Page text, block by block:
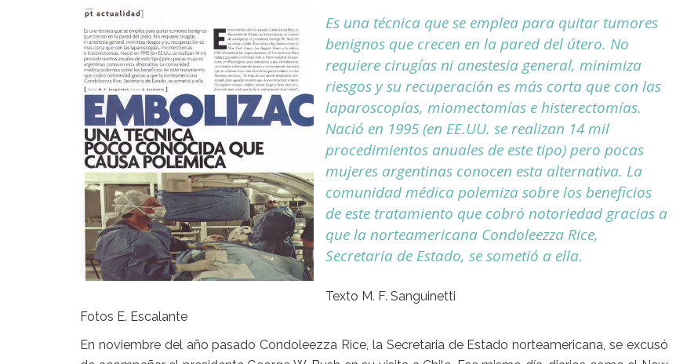
Es una técnica que se emplea para quitar tumores
benignos que crecen en la pared del útero. No
requiere cirugías ni anestesia general, minimiza
riesgos y su recuperación es más corta que con las
laparoscopías, miomectomías e histerectomías.
Nació en 1995 (en EE.UU. se realizan 14 mil
procedimientos anuales de este tipo) pero pocas
mujeres argentinas conocen esta alternativa. La
comunidad médica polemiza sobre los beneficios
de este tratamiento que cobró notoriedad gracias a
que la norteamericana Condoleezza Rice,
Secretaria de Estado, se sometió a ella.
Texto M. F. Sanguinetti
Fotos E. Escalante
En noviembre del año pasado Condoleezza Rice, la Secretaria de Estado norteamericana, se excusó